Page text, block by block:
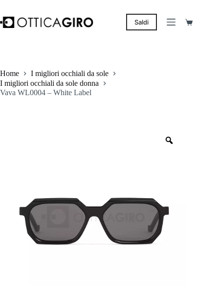
contenuto
Saldi Carrello
Home
I migliori occhiali da sole
I migliori occhiali da sole donna
Vava WL0004 – White Label